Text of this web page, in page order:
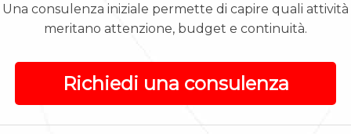
Una consulenza iniziale permette di capire quali attività
meritano attenzione, budget e continuità.
Richiedi una consulenza